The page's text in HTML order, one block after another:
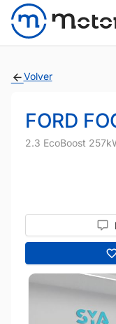
Volver
FORD
2.3 EcoBoost